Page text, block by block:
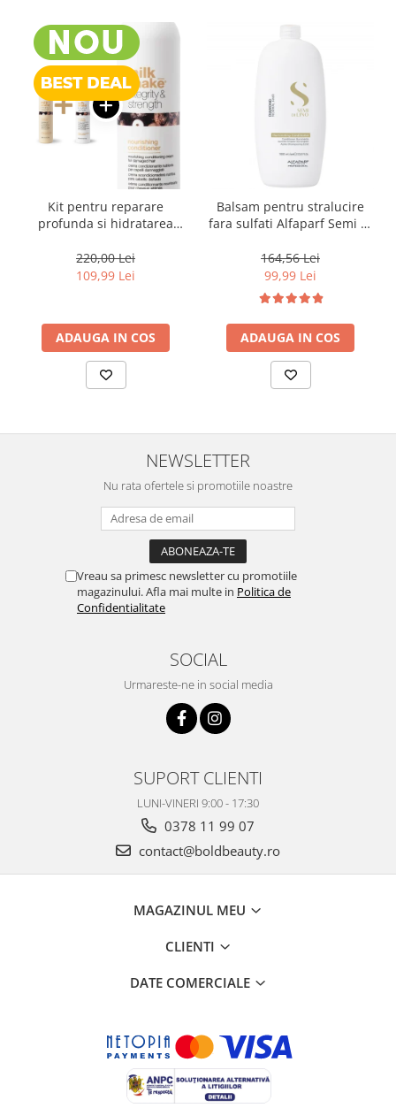
Kit pentru reparare
profunda si hidratarea
Milk Shake Integrity &
Strength Nourishing
220,00 Lei
109,99 Lei
ADAUGA IN COS
Balsam pentru stralucire
fara sulfati Alfaparf Semi di
Conditioner, 1000 ml
164,56 Lei
99,99 Lei
ADAUGA IN COS
NEWSLETTER
Nu rata ofertele si promotiile noastre
Vreau sa primesc newsletter cu promotiile
magazinului. Afla mai multe in Politica de
Confidentialitate
SOCIAL
Urmareste-ne in social media
SUPORT CLIENTI
LUNI-VINERI 9:00 - 17:30
0378 11 99 07
contact@boldbeauty.ro
MAGAZINUL MEU
CLIENTI
DATE COMERCIALE